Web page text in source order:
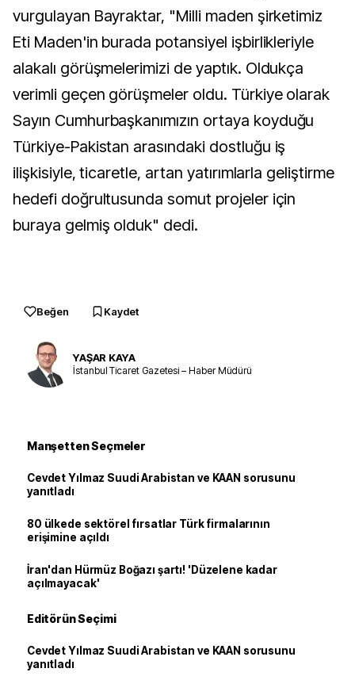
vurgulayan Bayraktar, "Milli maden şirketimiz
Eti Maden'in burada potansiyel işbirlikleriyle
alakalı görüşmelerimizi de yaptık. Oldukça
verimli geçen görüşmeler oldu. Türkiye olarak
Sayın Cumhurbaşkanımızın ortaya koyduğu
Türkiye-Pakistan arasındaki dostluğu iş
ilişkisiyle, ticaretle, artan yatırımlarla geliştirme
hedefi doğrultusunda somut projeler için
buraya gelmiş olduk" dedi.
Beğen Kaydet
YAŞAR KAYA
İstanbul Ticaret Gazetesi – Haber Müdürü
Manşetten Seçmeler
Cevdet Yılmaz Suudi Arabistan ve KAAN sorusunu
yanıtladı
80 ülkede sektörel fırsatlar Türk firmalarının
erişimine açıldı
İran'dan Hürmüz Boğazı şartı! 'Düzelene kadar
açılmayacak'
Editörün Seçimi
Cevdet Yılmaz Suudi Arabistan ve KAAN sorusunu
yanıtladı